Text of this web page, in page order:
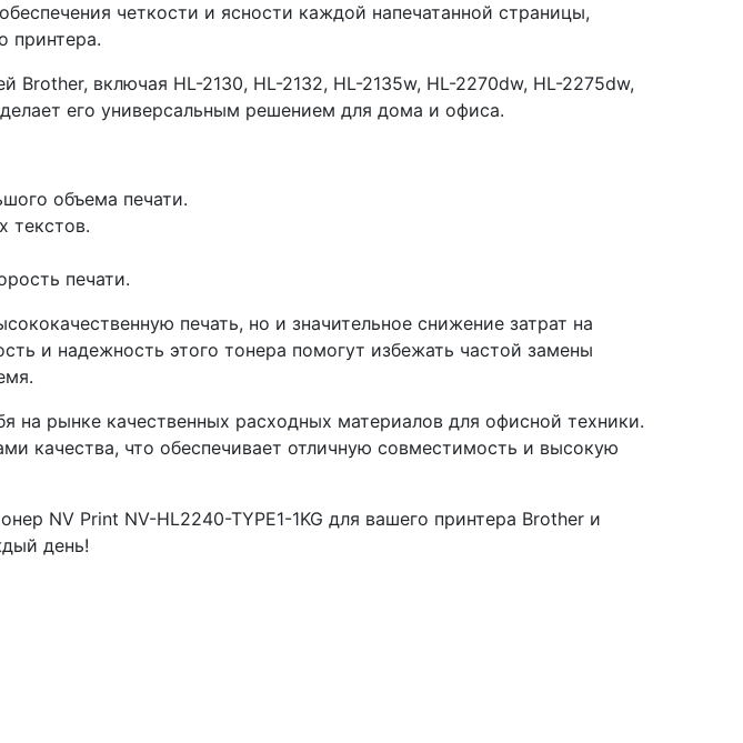
четкости и ясности каждой напечатанной страницы,
принтера.
включая HL-2130, HL-2132, HL-2135w, HL-2270dw, HL-2275dw,
его универсальным решением для дома и офиса.
объема печати.
текстов.
печати.
печать, но и значительное снижение затрат на
и надежность этого тонера помогут избежать частой замены
на рынке качественных расходных материалов для офисной техники.
качества, что обеспечивает отличную совместимость и высокую
NV Print NV-HL2240-TYPE1-1KG для вашего принтера Brother и
день!